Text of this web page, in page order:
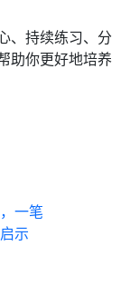
、持续练习、分
助你更好地培养
一笔
示